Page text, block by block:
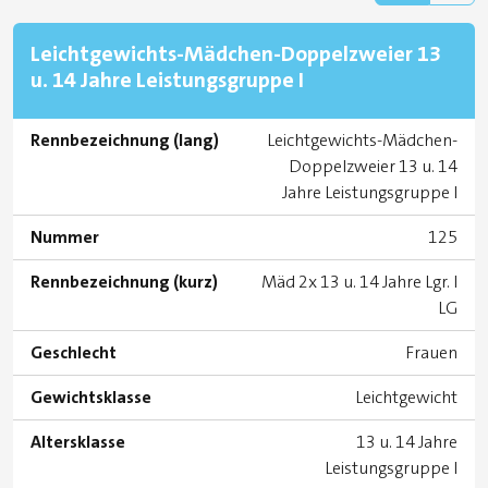
Leichtgewichts-Mädchen-Doppelzweier 13
u. 14 Jahre Leistungsgruppe I
Rennbezeichnung (lang)
Leichtgewichts-Mädchen-
Doppelzweier 13 u. 14
Jahre Leistungsgruppe I
Nummer
125
Rennbezeichnung (kurz)
Mäd 2x 13 u. 14 Jahre Lgr. I
LG
Geschlecht
Frauen
Gewichtsklasse
Leichtgewicht
Altersklasse
13 u. 14 Jahre
Leistungsgruppe I